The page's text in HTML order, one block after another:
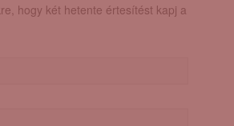
hogy két hetente értesítést kapj a